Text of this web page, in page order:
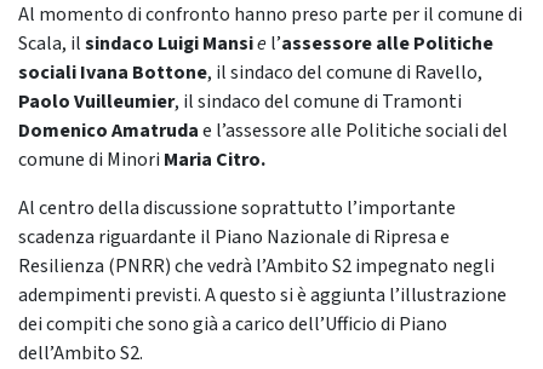
Al momento di confronto hanno preso parte per il comune di
Scala, ilsindaco Luigi Mansiel’assessore alle Politiche
sociali Ivana Bottone, il sindaco del comune di Ravello,
Paolo Vuilleumier, il sindaco del comune di Tramonti
Domenico Amatrudae l’assessore alle Politiche sociali del
comune di Minori Maria Citro.
Al centro della discussione soprattutto l’importante
scadenza riguardante il Piano Nazionale di Ripresa e
Resilienza (PNRR) che vedrà l’Ambito S2 impegnato negli
adempimenti previsti. A questo si è aggiunta l’illustrazione
dei compiti che sono già a carico dell’Ufficio di Piano
dell’Ambito S2.